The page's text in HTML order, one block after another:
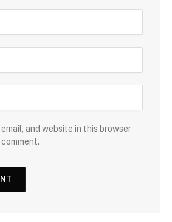
email, and website in this browser